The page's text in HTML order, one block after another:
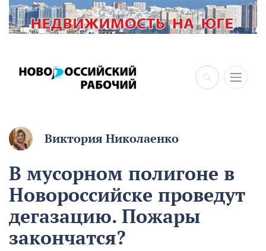
×
Виктория Николаенко
В мусорном полигоне в
Новороссийске проведут
дегазацию. Пожары
закончатся?